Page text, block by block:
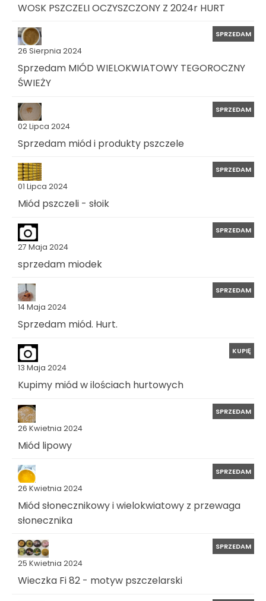
WOSK PSZCZELI OCZYSZCZONY Z 2024r HURT
26 Sierpnia 2024
SPRZEDAM
Sprzedam MIÓD WIELOKWIATOWY TEGOROCZNY
ŚWIEŻY
02 Lipca 2024
SPRZEDAM
Sprzedam miód i produkty pszczele
01 Lipca 2024
SPRZEDAM
Miód pszczeli - słoik
27 Maja 2024
SPRZEDAM
sprzedam miodek
14 Maja 2024
SPRZEDAM
Sprzedam miód. Hurt.
13 Maja 2024
KUPIĘ
Kupimy miód w ilościach hurtowych
26 Kwietnia 2024
SPRZEDAM
Miód lipowy
26 Kwietnia 2024
SPRZEDAM
Miód słonecznikowy i wielokwiatowy z przewaga
słonecznika
25 Kwietnia 2024
SPRZEDAM
Wieczka Fi 82 - motyw pszczelarski